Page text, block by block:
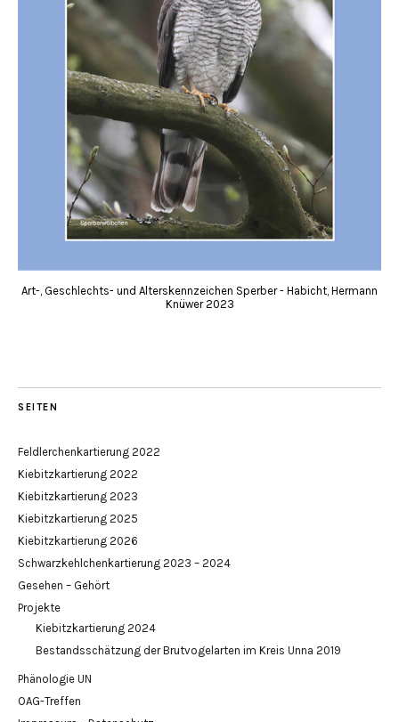
Art-, Geschlechts- und Alterskennzeichen Sperber - Habicht, Hermann
Knüwer 2023
SEITEN
Feldlerchenkartierung 2022
Kiebitzkartierung 2022
Kiebitzkartierung 2023
Kiebitzkartierung 2025
Kiebitzkartierung 2026
Schwarzkehlchenkartierung 2023 – 2024
Gesehen – Gehört
Projekte
Kiebitzkartierung 2024
Bestandsschätzung der Brutvogelarten im Kreis Unna 2019
Phänologie UN
OAG-Treffen